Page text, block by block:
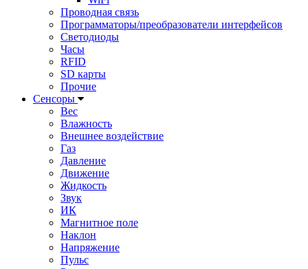
Проводная связь
Программаторы/преобразователи интерфейсов
Светодиоды
Часы
RFID
SD карты
Прочие
Сенсоры
Вес
Влажность
Внешнее воздействие
Газ
Давление
Движение
Жидкость
Звук
ИК
Магнитное поле
Наклон
Напряжение
Пульс